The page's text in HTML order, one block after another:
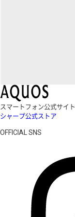
スマートフォン公式サイト
シャープ公式ストア
OFFICIAL SNS